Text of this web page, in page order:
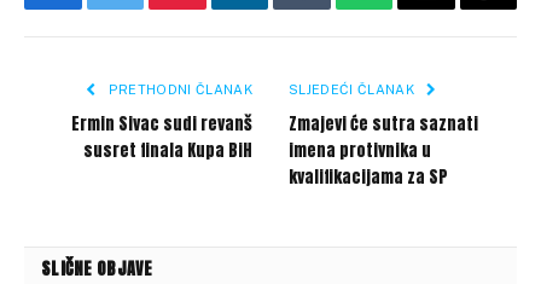
FacebookTwitterPinterestLinkedInTumblrWhatsApp
Email Copy
PRETHODNI ČLANAK
Ermin Sivac sudi revanš
susret finala Kupa BiH
SLJEDEĆI ČLANAK
Zmajevi će sutra saznati
imena protivnika u
kvalifikacijama za SP
SLIČNE OBJAVE